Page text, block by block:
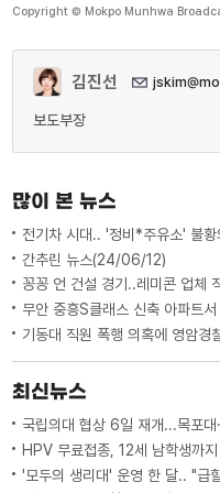
Copyright © Mokpo Munhwa
김진선
보도부장
많이 본 뉴스
전기차 시대.. '정비*주유소' 불황
간추린 뉴스(24/06/12)
꽁꽁 언 건설 경기..레미콘 업체
무안 중흥S클래스 신축 아파트
기동대 직원 폭행 의혹에 영암경
최신뉴스
국립의대 협상 6일 재개...목포대
HPV 무료접종, 12세 남학생까지
'모두의 생리대' 운영 한 달.. "급